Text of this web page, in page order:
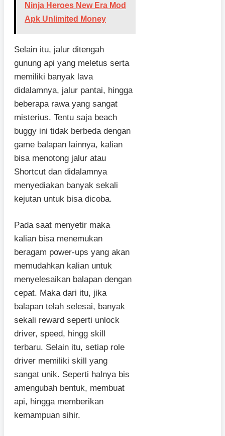
Ninja Heroes New Era Mod
Apk Unlimited Money
Selain itu, jalur ditengah
gunung api yang meletus serta
memiliki banyak lava
didalamnya, jalur pantai, hingga
beberapa rawa yang sangat
misterius. Tentu saja beach
buggy ini tidak berbeda dengan
game balapan lainnya, kalian
bisa menotong jalur atau
Shortcut dan didalamnya
menyediakan banyak sekali
kejutan untuk bisa dicoba.
Pada saat menyetir maka
kalian bisa menemukan
beragam power-ups yang akan
memudahkan kalian untuk
menyelesaikan balapan dengan
cepat. Maka dari itu, jika
balapan telah selesai, banyak
sekali reward seperti unlock
driver, speed, hingg skill
terbaru. Selain itu, setiap role
driver memiliki skill yang
sangat unik. Seperti halnya bis
amengubah bentuk, membuat
api, hingga memberikan
kemampuan sihir.